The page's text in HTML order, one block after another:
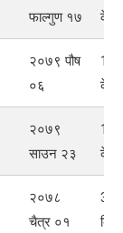
फाल्गुण १७
के बि
२०७९ पौष
०६
के बि
२०७९
साउन २३
के बि
२०७८
चैत्र ०१
324
बि